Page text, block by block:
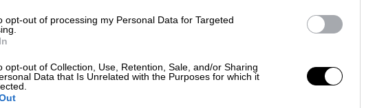
opt-out of processing my Personal Data for Targeted
opt-out of Collection, Use, Retention, Sale, and/or Sharing
Data that Is Unrelated with the Purposes for which it
παραχώρησε στο Παρίσι μαζί με τον
, ο Γάλλος πρόεδρος διαβεβαίωσε ότι
στο πλευρό της Ουκρανίας, αλλά και ότι
σταθερότητα και ειρήνη. Δήλωσε
στρατιωτική βοήθεια ύψους 2